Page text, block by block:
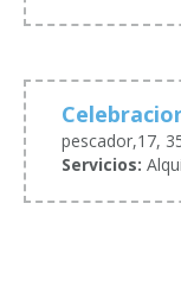
pescador,17,
Servicios: